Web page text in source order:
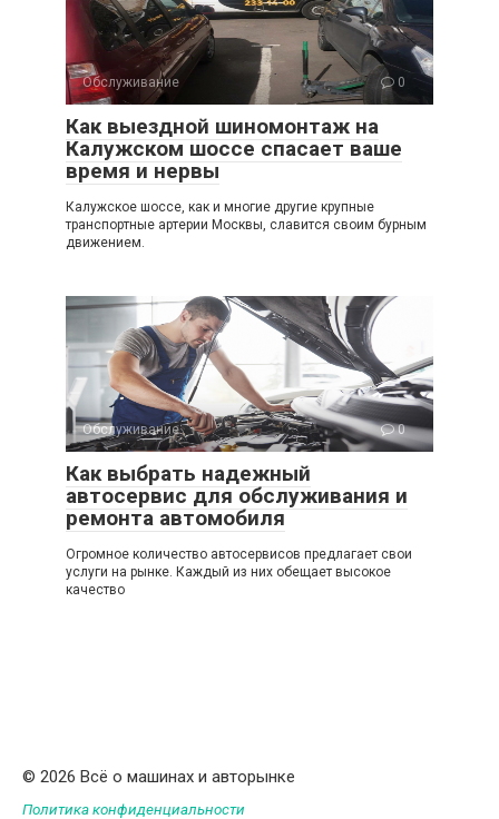
Обслуживание 0
Как выездной шиномонтаж на
Калужском шоссе спасает ваше
время и нервы
Калужское шоссе, как и многие другие крупные
транспортные артерии Москвы, славится своим бурным
движением.
Обслуживание 0
Как выбрать надежный
автосервис для обслуживания и
ремонта автомобиля
Огромное количество автосервисов предлагает свои
услуги на рынке. Каждый из них обещает высокое
качество
© 2026 Всё о машинах и авторынке
Политика конфиденциальности